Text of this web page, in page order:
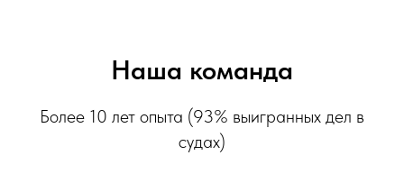
Наша команда
Более 10 лет опыта (93% выигранных дел в
судах)